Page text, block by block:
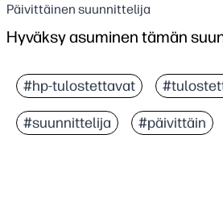
Päivittäinen suunnittelija
Hyväksy asuminen tämän
#hp-tulostettavat
#suunnittelija #päivittäin